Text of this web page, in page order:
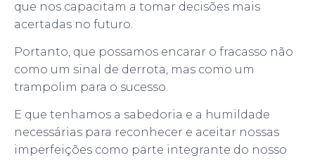
que nos capacitam a tomar decisões mais
acertadas no futuro.
Portanto, que possamos encarar o fracasso não
como um sinal de derrota, mas como um
trampolim para o sucesso.
E que tenhamos a sabedoria e a humildade
necessárias para reconhecer e aceitar nossas
imperfeições como parte integrante do nosso